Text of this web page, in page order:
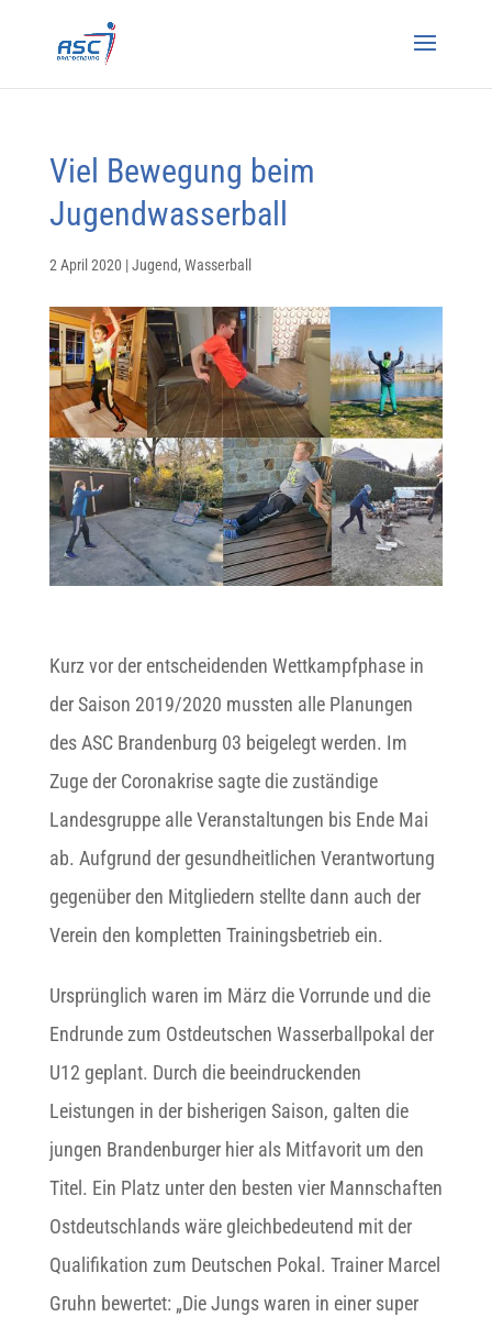
Viel Bewegung beim
Jugendwasserball
2 April 2020 |Jugend, Wasserball
Kurz vor der entscheidenden Wettkampfphase in
der Saison 2019/2020 mussten alle Planungen
des ASC Brandenburg 03 beigelegt werden. Im
Zuge der Coronakrise sagte die zuständige
Landesgruppe alle Veranstaltungen bis Ende Mai
ab. Aufgrund der gesundheitlichen Verantwortung
gegenüber den Mitgliedern stellte dann auch der
Verein den kompletten Trainingsbetrieb ein.
Ursprünglich waren im März die Vorrunde und die
Endrunde zum Ostdeutschen Wasserballpokal der
U12 geplant. Durch die beeindruckenden
Leistungen in der bisherigen Saison, galten die
jungen Brandenburger hier als Mitfavorit um den
Titel. Ein Platz unter den besten vier Mannschaften
Ostdeutschlands wäre gleichbedeutend mit der
Qualifikation zum Deutschen Pokal. Trainer Marcel
Gruhn bewertet: „Die Jungs waren in einer super